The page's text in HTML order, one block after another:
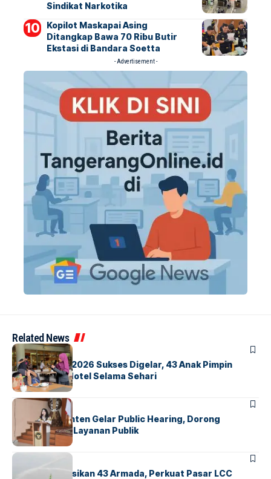
Sindikat Narkotika
Kopilot Maskapai Asing
Ditangkap Bawa 70 Ribu Butir
Ekstasi di Bandara Soetta
- Advertisement -
Related News
BERITAINDEX
GM For A Day 2026 Sukses Digelar, 43 Anak Pimpin
Operasional Hotel Selama Sehari
BANDARA BERITA
Karantina Banten Gelar Public Hearing, Dorong
Transparansi Layanan Publik
BANDARA
Citilink Operasikan 43 Armada, Perkuat Pasar LCC